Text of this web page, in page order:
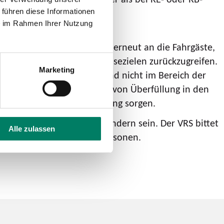
diese Informationen
Rahmen Ihrer Nutzung
Marketing
Alle zulassen
hat, appelliert der VRS erneut an die Fahrgäste,
Angebote an vielen Reisezielen zurückzugreifen.
eines Zuges verteilen und nicht im Bereich der
weil die Züge aufgrund von Überfüllung in den
Zugtüren für Entlastung sorgen.
kaum zu verhindern sein. Der VRS bittet
Personen.